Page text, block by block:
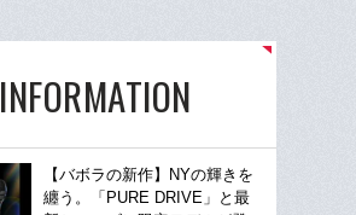
INFORMATION
【バボラの新作】NYの輝きを
纏う。「PURE DRIVE」と最